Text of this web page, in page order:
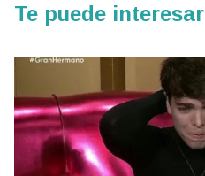
Te puede interesar